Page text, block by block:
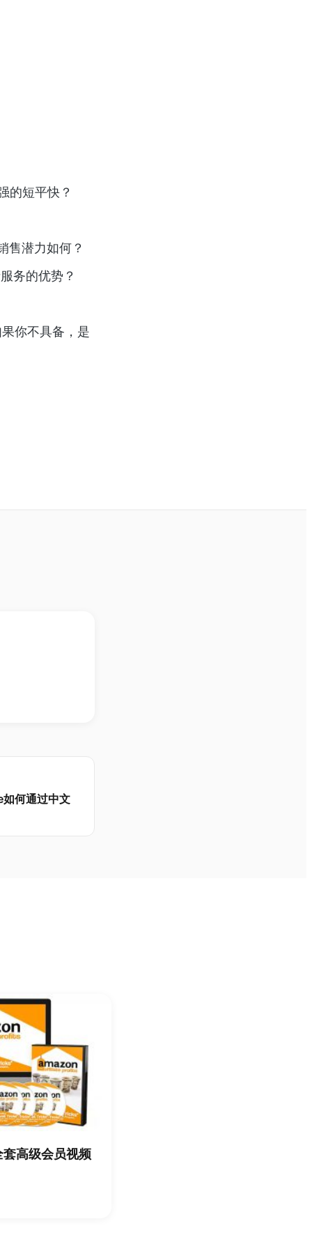
的短平快？
售潜力如何？
务的优势？
你不具备，是
何通过中文
高级会员视频